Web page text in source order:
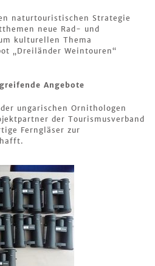
naturtouristischen Strategie
neue Rad- und
kulturellen Thema
„Dreiländer Weintouren“
Angebote
ungarischen Ornithologen
der Tourismusverband
Ferngläser zur